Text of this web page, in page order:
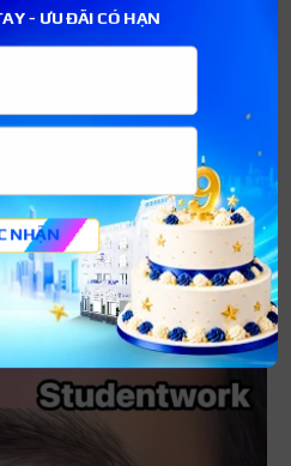
- ƯU ĐÃI CÓ HẠN
NHẬN